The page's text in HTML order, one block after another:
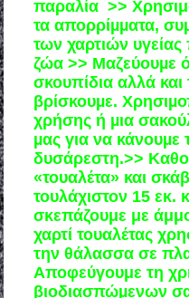
παραλία >>
τα απορρίµµατα,
των χαρτιών
ζώα >> Μαζεύουµε
σκουπίδια αλλά
βρίσκουµε.
χρήσης ή µια
µας για να κάνουµε
δυσάρεστη.>>
«τουαλέτα» και
τουλάχιστον 15 εκ.
σκεπάζουμε με
χαρτί τουαλέτας
την θάλασσα σε
Αποφεύγουμε τη
βιοδιασπώµενων